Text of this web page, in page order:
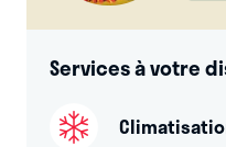
Services à votre